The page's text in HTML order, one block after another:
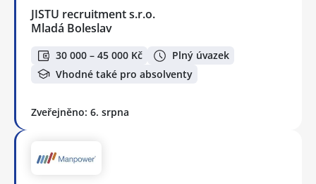
JISTU recruitment s.r.o.
Mladá Boleslav
30 000 – 45 000 Kč
Plný úvazek
Vhodné také pro absolventy
Zveřejněno: 6. srpna